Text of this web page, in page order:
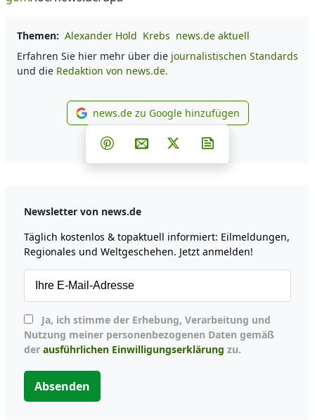
Themen: Alexander Hold Krebs news.de aktuell
Erfahren Sie hier mehr über die journalistischen Standards
und die Redaktion von news.de.
news.de zu Google
news.de zu Google hinzufügen
Teilen auf Facebook
Teilen auf Whatsapp
Teilen auf Telegram
Teilen auf Pinterest
Per E-Mail teilen
Post auf X
Newsletter von news.de
Täglich kostenlos & topaktuell informiert: Eilmeldungen,
Regionales und Weltgeschehen. Jetzt anmelden!
Nutzung meiner personenbezogenen Daten gemäß
der ausführlichen Einwilligungserklärung zu.
Absenden